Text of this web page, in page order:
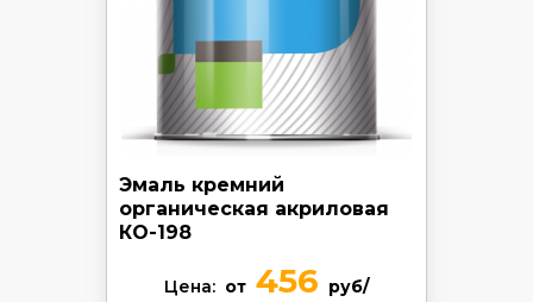
Эмаль кремний
органическая акриловая
КО-198
Цена: от 456 руб/